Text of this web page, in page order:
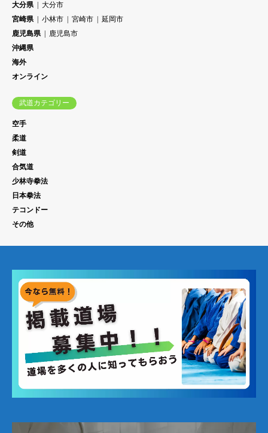
大分県
大分市
宮崎県
小林市 宮崎市
延岡市
鹿児島県
鹿児島市
沖縄県
海外
オンライン
武道カテゴリー
空手
柔道
剣道
合気道
少林寺拳法
日本拳法
テコンドー
その他